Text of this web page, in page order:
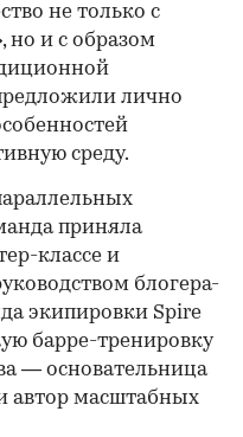
не только с
но и с образом
лично
среду.
приняла
классе и
блогера-
экипировки Spire
барре-тренировку
— основательница
автор масштабных